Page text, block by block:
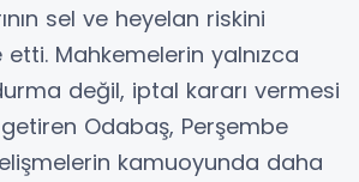
sel ve heyelan riskini
etti. Mahkemelerin yalnızca
değil, iptal kararı vermesi
Odabaş, Perşembe
kamuoyunda daha